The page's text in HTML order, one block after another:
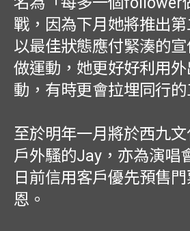
戰，因為下月她將推出
以最佳狀態應付緊湊的
做運動，她更好好利用
動，有時更會拉埋同行
至於明年一月將於西九
戶外騷的Jay，亦為演唱
日前信用客戶優先預售
恩。